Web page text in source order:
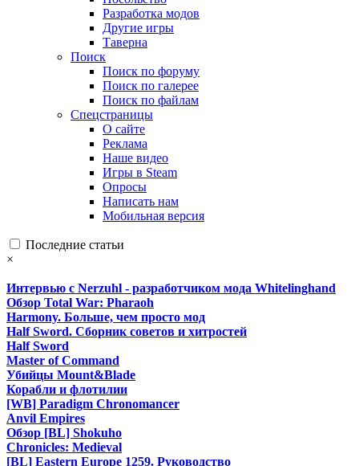
Разработка модов
Другие игры
Таверна
Поиск
Поиск по форуму
Поиск по галерее
Поиск по файлам
Спецстраницы
О сайте
Реклама
Наше видео
Игры в Steam
Опросы
Написать нам
Мобильная версия
Последние статьи
×
Интервью с Nerzuhl - разработчиком мода Whitelinghand
Обзор Total War: Pharaoh
Harmony. Больше, чем просто мод
Half Sword. Сборник советов и хитростей
Half Sword
Master of Command
Убийцы Mount&Blade
Корабли и флотилии
[WB] Paradigm Chronomancer
Anvil Empires
Обзор [BL] Shokuho
Chronicles: Medieval
[BL] Eastern Europe 1259. Руководство